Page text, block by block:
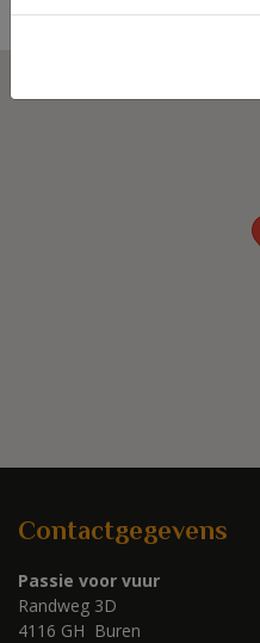
Terug naar overzicht
Contactgegevens
Passie voor vuur
Randweg 3D
4116 GH Buren